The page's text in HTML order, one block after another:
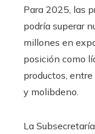
Para 2025, las
podría superar
millones en
posición como
productos,
y molibdeno.
La